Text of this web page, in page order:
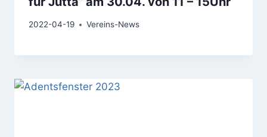
2022-04-19 Vereins-News